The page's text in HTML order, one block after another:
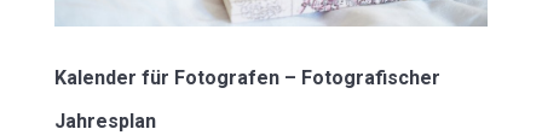
Kalender für Fotografen – Fotografischer
Jahresplan